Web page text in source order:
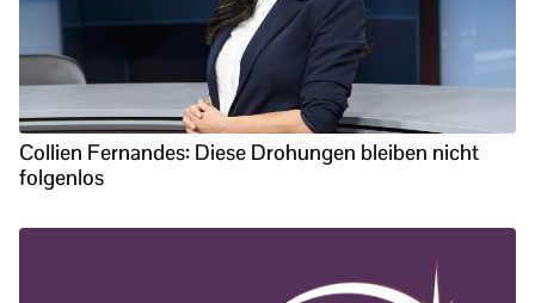
Collien Fernandes: Diese Drohungen bleiben nicht
folgenlos